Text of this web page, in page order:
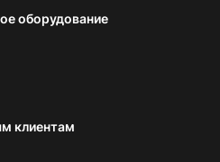
оборудование
клиентам